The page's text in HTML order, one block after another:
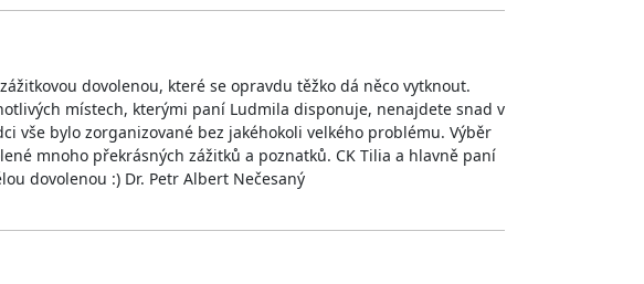
dovolenou, které se opravdu těžko dá něco vytknout.
místech, kterými paní Ludmila disponuje, nenajdete snad v
bylo zorganizované bez jakéhokoli velkého problému. Výběr
mnoho překrásných zážitků a poznatků. CK Tilia a hlavně paní
dovolenou :) Dr. Petr Albert Nečesaný